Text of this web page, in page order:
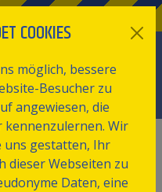
COOKIES
möglich, bessere
Besucher zu
angewiesen, die
kennenzulernen. Wir
uns gestatten, Ihr
dieser Webseiten zu
Daten, eine